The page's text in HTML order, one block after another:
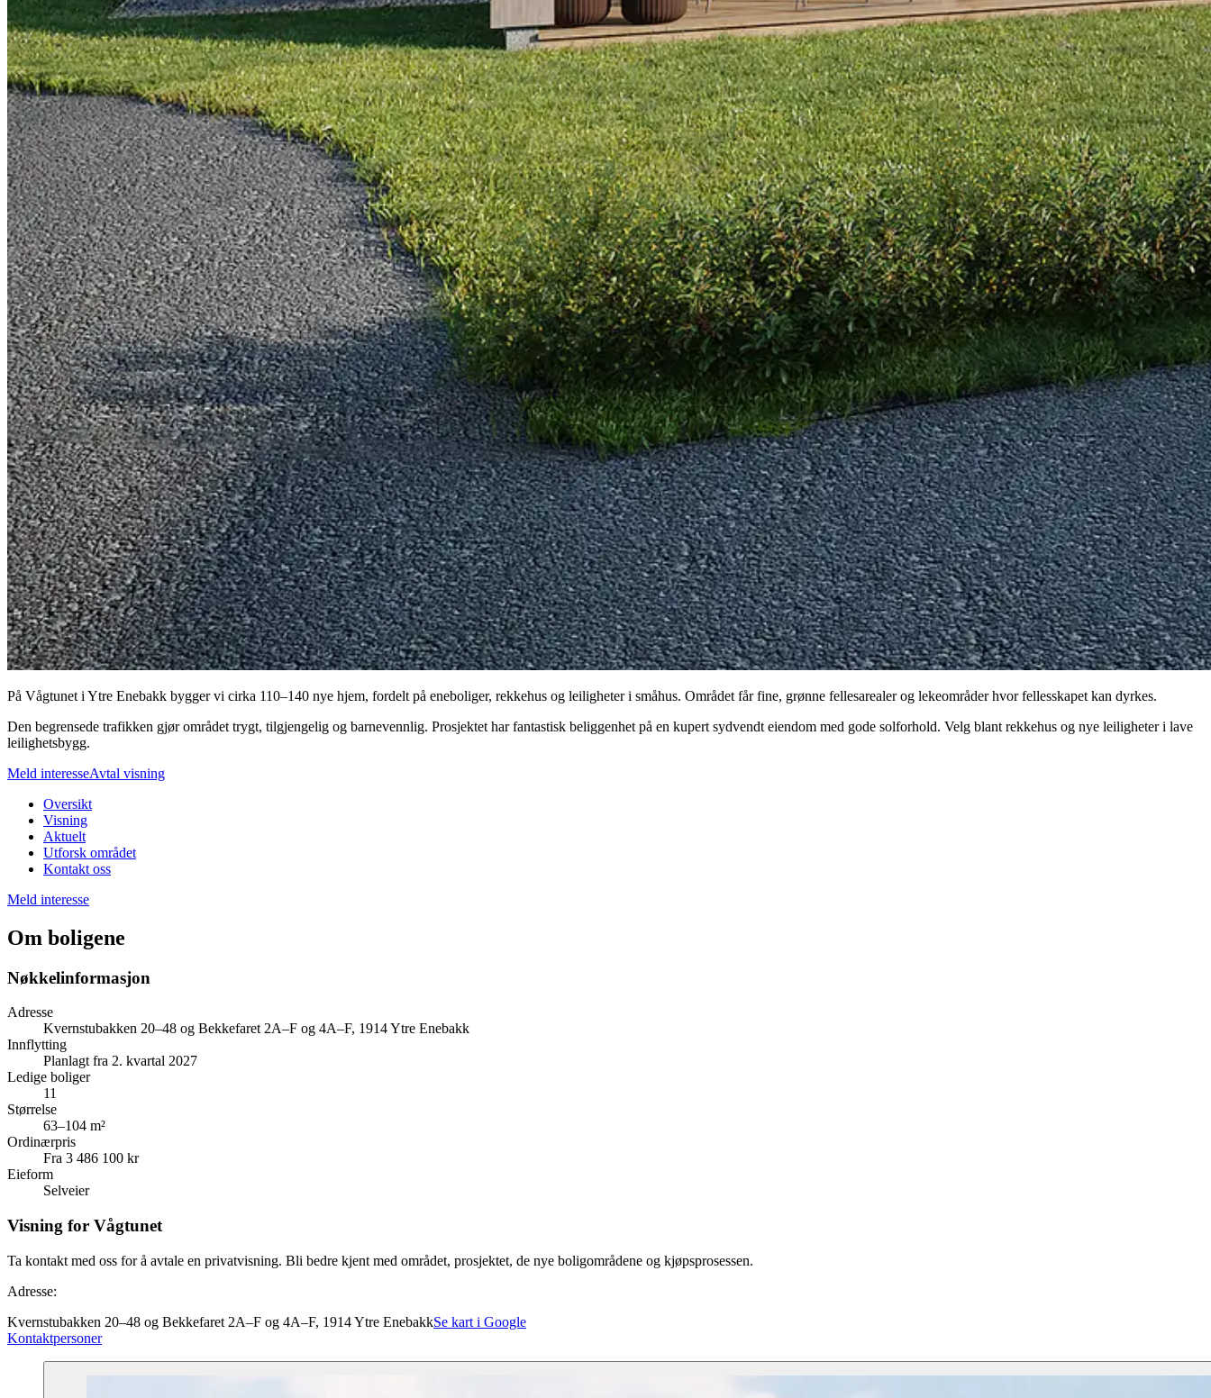
På Vågtunet i Ytre Enebakk bygger vi cirka 110–140 nye hjem, fordelt på eneboliger, rekkehus og leiligheter i småhus. Området får fine, grønne fellesarealer og lekeområder hvor fellesskapet kan dyrkes.
Den begrensede trafikken gjør området trygt, tilgjengelig og barnevennlig. Prosjektet har fantastisk beliggenhet på en kupert sydvendt eiendom med gode solforhold. Velg blant rekkehus og nye leiligheter i lave
leilighetsbygg.
Meld interesseAvtal visning
Oversikt
Visning
Aktuelt
Utforsk området
Kontakt oss
Meld interesse
Om boligene
Nøkkelinformasjon
Adresse
Kvernstubakken 20–48 og Bekkefaret 2A–F og 4A–F, 1914 Ytre Enebakk
Innflytting
Planlagt fra 2. kvartal 2027
Ledige boliger
11
Størrelse
63–104 m²
Ordinærpris
Fra 3 486 100 kr
Eieform
Selveier
Visning for Vågtunet
Ta kontakt med oss for å avtale en privatvisning. Bli bedre kjent med området, prosjektet, de nye boligområdene og kjøpsprosessen.
Adresse:
Kvernstubakken 20–48 og Bekkefaret 2A–F og 4A–F, 1914 Ytre EnebakkSe kart i Google
Kontaktpersoner